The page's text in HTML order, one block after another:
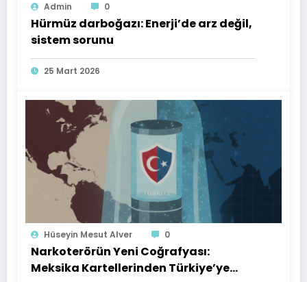
Admin 0
Hürmüz darboğazı: Enerji’de arz değil,
sistem sorunu
25 Mart 2026
Hüseyin Mesut Alver 0
Narkoterörün Yeni Coğrafyası:
Meksika Kartellerinden Türkiye’ye